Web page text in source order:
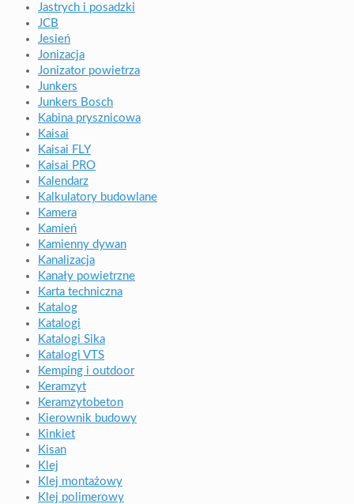
Jastrych i posadzki
JCB
Jesień
Jonizacja
Jonizator powietrza
Junkers
Junkers Bosch
Kabina prysznicowa
Kaisai
Kaisai FLY
Kaisai PRO
Kalendarz
Kalkulatory budowlane
Kamera
Kamień
Kamienny dywan
Kanalizacja
Kanały powietrzne
Karta techniczna
Katalog
Katalogi
Katalogi Sika
Katalogi VTS
Kemping i outdoor
Keramzyt
Keramzytobeton
Kierownik budowy
Kinkiet
Kisan
Klej
Klej montażowy
Klej polimerowy